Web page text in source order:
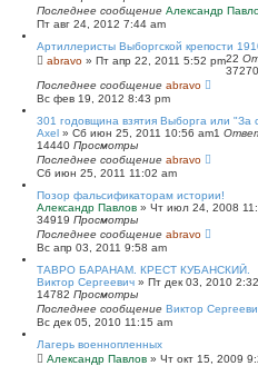
Последнее сообщение Александр
Пт авг 24, 2012 7:44 am
Артиллеристы Выборгской крепости
abravo » Пт апр 22, 2011 5:52 pm22
37270
Последнее сообщение abravo
Вс фев 19, 2012 8:43 pm
301 годовщина взятия Выборга или "За
Axel » Сб июн 25, 2011 10:56 am1
14440 Просмотры
Последнее сообщение abravo
Сб июн 25, 2011 11:02 am
Позор фальсификаторам истории!
Александр Павлов » Чт июл 24, 2008
34919 Просмотры
Последнее сообщение abravo
Вс апр 03, 2011 9:58 am
ТАВРО БАРАНАМ. КРЕСТ КУБАНСКИЙ.
Виктор Сергеевич » Пт дек 03, 2010
14782 Просмотры
Последнее сообщение Виктор
Вс дек 05, 2010 11:15 am
Лагерь военнопленных
Александр Павлов » Чт окт 15, 2009